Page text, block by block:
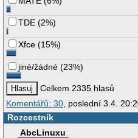
TDE (2%)
Xfce (15%)
jiné/žádné (23%)
Celkem 2335 hlasů
Komentářů: 30, poslední 3.4.
Rozcestník
AbcLinuxu